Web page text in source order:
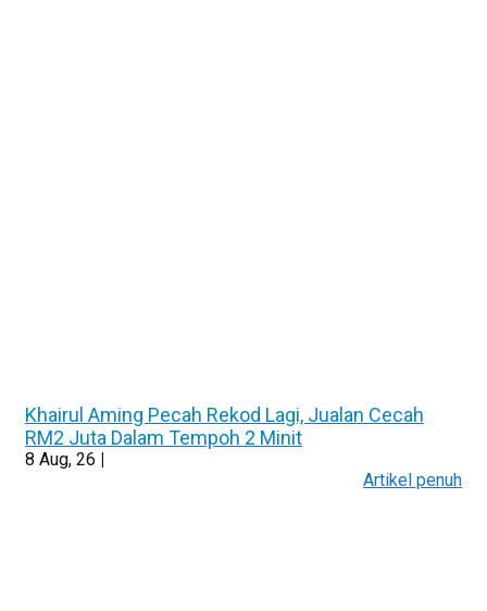
Khairul Aming Pecah Rekod Lagi, Jualan Cecah
RM2 Juta Dalam Tempoh 2 Minit
8 Aug, 26
Artikel penuh